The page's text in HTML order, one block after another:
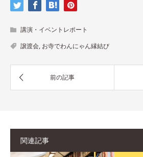
講演・イベントレポート
譲渡会, お寺でわんにゃん縁結び
関連記事